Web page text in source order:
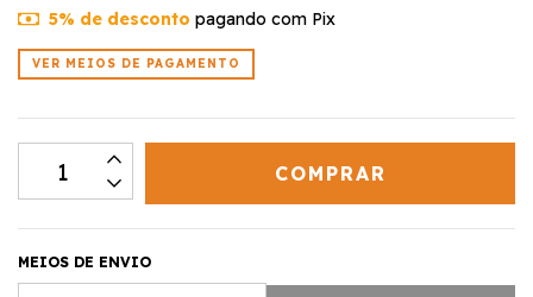
5% de desconto pagando com Pix
VER MEIOS DE PAGAMENTO
MEIOS DE ENVIO